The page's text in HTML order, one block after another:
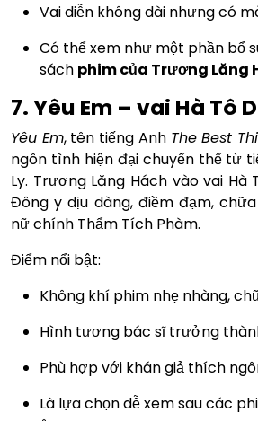
Vai diễn không dài nhưng có
Có thể xem như một phần bổ
sách phim của Trương Lăng
7. Yêu Em – vai Hà Tô
Yêu Em, tên tiếng Anh The Best
ngôn tình hiện đại chuyển thể từ
Ly. Trương Lăng Hách vào vai Hà
Đông y dịu dàng, điềm đạm,
nữ chính Thẩm Tích Phàm.
Điểm nổi bật:
Không khí phim nhẹ nhàng,
Hình tượng bác sĩ trưởng
Phù hợp với khán giả thích
Là lựa chọn dễ xem sau các